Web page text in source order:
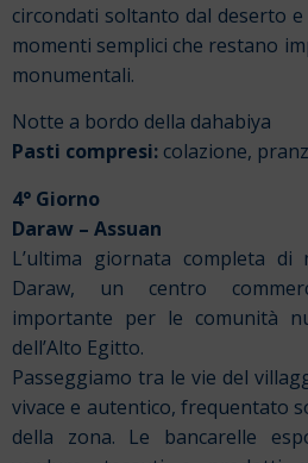
circondati soltanto dal deserto
momenti semplici che restano
monumentali.
Notte a bordo della dahabiya
Pasti compresi: colazione,
4° Giorno
Daraw – Assuan
L’ultima giornata completa
Daraw, un centro
importante per le comunità
dell’Alto Egitto.
Passeggiamo tra le vie del
vivace e autentico, frequentato
della zona. Le bancarelle